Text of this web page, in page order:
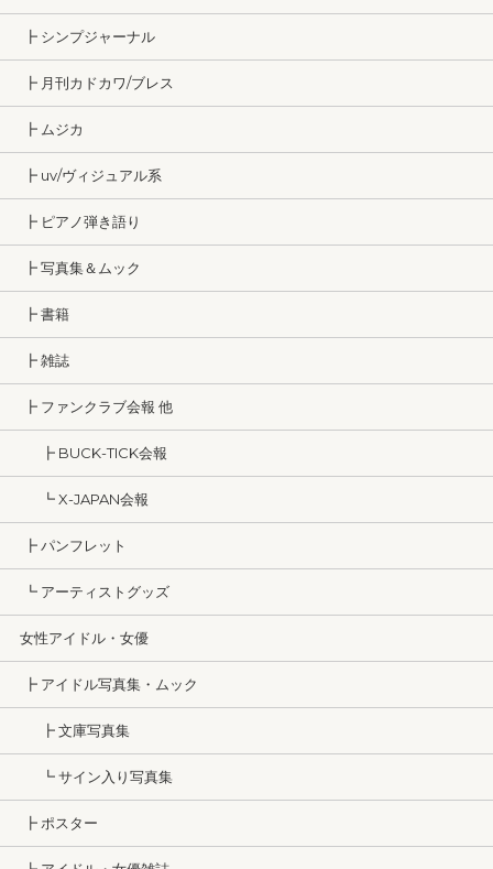
┣ シンプジャーナル
┣ 月刊カドカワ/ブレス
┣ ムジカ
┣ uv/ヴィジュアル系
┣ ピアノ弾き語り
┣ 写真集＆ムック
┣ 書籍
┣ 雑誌
┣ ファンクラブ会報 他
┣ BUCK-TICK会報
┗ X-JAPAN会報
┣ パンフレット
┗ アーティストグッズ
女性アイドル・女優
┣ アイドル写真集・ムック
┣ 文庫写真集
┗ サイン入り写真集
┣ ポスター